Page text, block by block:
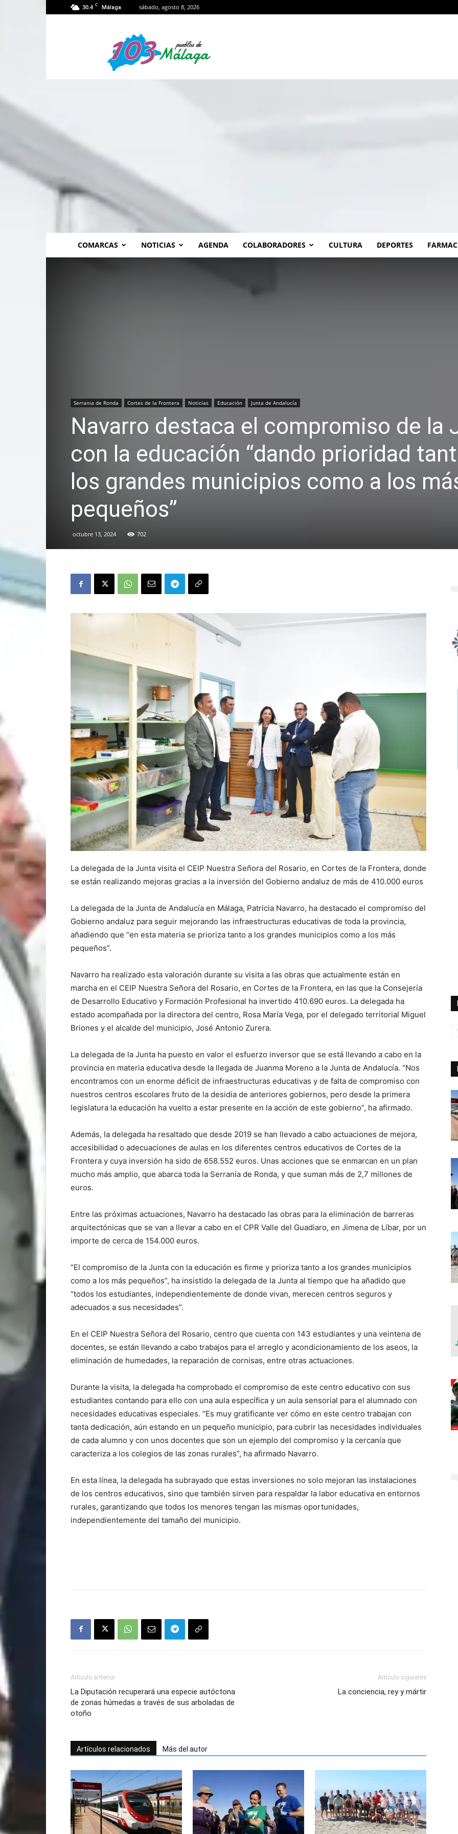
30.4 C Málaga sábado, agosto 8, 2026
Málaga
COMARCAS NOTICIAS AGENDA COLABORADORES CULTURA DEPORTES
Serrania de Ronda Cortes de la Frontera Noticias Educación Junta de Andalucía
Navarro destaca el compromiso de la
con la educación “dando prioridad
los grandes municipios como a los
pequeños”
octubre 13, 2024 702
La delegada de la Junta visita el CEIP Nuestra Señora del Rosario, en Cortes de la Frontera, donde
se están realizando mejoras gracias a la inversión del Gobierno andaluz de más de 410.000 euros
La delegada de la Junta de Andalucía en Málaga, Patricia Navarro, ha destacado el compromiso del
Gobierno andaluz para seguir mejorando las infraestructuras educativas de toda la provincia,
añadiendo que “en esta materia se prioriza tanto a los grandes municipios como a los más
pequeños”.
Navarro ha realizado esta valoración durante su visita a las obras que actualmente están en
marcha en el CEIP Nuestra Señora del Rosario, en Cortes de la Frontera, en las que la Consejería
de Desarrollo Educativo y Formación Profesional ha invertido 410.690 euros. La delegada ha
estado acompañada por la directora del centro, Rosa María Vega, por el delegado territorial Miguel
Briones y el alcalde del municipio, José Antonio Zurera.
La delegada de la Junta ha puesto en valor el esfuerzo inversor que se está llevando a cabo en la
provincia en materia educativa desde la llegada de Juanma Moreno a la Junta de Andalucía. “Nos
encontramos con un enorme déficit de infraestructuras educativas y de falta de compromiso con
nuestros centros escolares fruto de la desidia de anteriores gobiernos, pero desde la primera
legislatura la educación ha vuelto a estar presente en la acción de este gobierno”, ha afirmado.
Además, la delegada ha resaltado que desde 2019 se han llevado a cabo actuaciones de mejora,
accesibilidad o adecuaciones de aulas en los diferentes centros educativos de Cortes de la
Frontera y cuya inversión ha sido de 658.552 euros. Unas acciones que se enmarcan en un plan
mucho más amplio, que abarca toda la Serranía de Ronda, y que suman más de 2,7 millones de
euros.
Entre las próximas actuaciones, Navarro ha destacado las obras para la eliminación de barreras
arquitectónicas que se van a llevar a cabo en el CPR Valle del Guadiaro, en Jimena de Líbar, por un
importe de cerca de 154.000 euros.
“El compromiso de la Junta con la educación es firme y prioriza tanto a los grandes municipios
como a los más pequeños”, ha insistido la delegada de la Junta al tiempo que ha añadido que
“todos los estudiantes, independientemente de donde vivan, merecen centros seguros y
adecuados a sus necesidades”.
En el CEIP Nuestra Señora del Rosario, centro que cuenta con 143 estudiantes y una veintena de
docentes, se están llevando a cabo trabajos para el arreglo y acondicionamiento de los aseos, la
eliminación de humedades, la reparación de cornisas, entre otras actuaciones.
Durante la visita, la delegada ha comprobado el compromiso de este centro educativo con sus
estudiantes contando para ello con una aula específica y un aula sensorial para el alumnado con
necesidades educativas especiales. “Es muy gratificante ver cómo en este centro trabajan con
tanta dedicación, aún estando en un pequeño municipio, para cubrir las necesidades individuales
de cada alumno y con unos docentes que son un ejemplo del compromiso y la cercanía que
caracteriza a los colegios de las zonas rurales”, ha afirmado Navarro.
En esta línea, la delegada ha subrayado que estas inversiones no solo mejoran las instalaciones
de los centros educativos, sino que también sirven para respaldar la labor educativa en entornos
rurales, garantizando que todos los menores tengan las mismas oportunidades,
independientemente del tamaño del municipio.
Artículo anterior
La Diputación recuperará una especie autóctona
de zonas húmedas a través de sus arboladas de
otoño
Artículo siguiente
La conciencia, rey y mártir
Artículos relacionados Más del autor